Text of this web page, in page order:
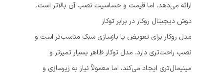
ارائه می‌دهد، اما قیمت و حساسیت نصب آن بالاتر است.
دوش دیجیتال روکار در برابر توکار
مدل روکار برای تعویض یا بازسازی سبک مناسب‌تر است و
نصب راحت‌تری دارد. مدل توکار ظاهر بسیار تمیزتر و
مینیمال‌تری ایجاد می‌کند، اما معمولاً نیاز به زیرسازی و